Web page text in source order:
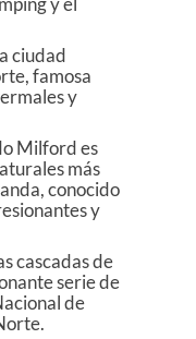
ciudad
famosa
y
Milford es
más
conocido
y
cascadas de
serie de
de